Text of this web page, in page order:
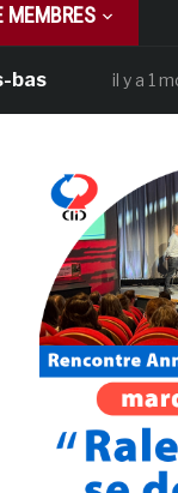
MEMBRES
il y a 1 mois